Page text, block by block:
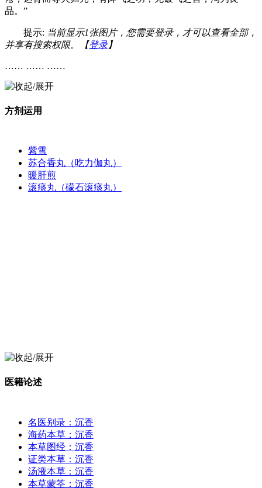
品。”
提示: 当前显示1张图片，您需要登录，才可以查看全部，
并享有搜索权限。【登录】
…… …… ……
方剂运用
紫雪
苏合香丸（吃力伽丸）
暖肝煎
滚痰丸（礞石滚痰丸）
医籍论述
名医别录：沉香
海药本草：沉香
本草图经：沉香
证类本草：沉香
汤液本草：沉香
本草蒙筌：沉香